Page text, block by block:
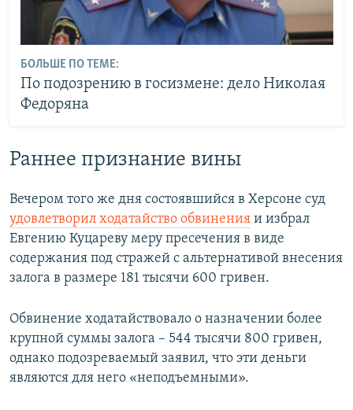
БОЛЬШЕ ПО ТЕМЕ:
По подозрению в госизмене: дело Николая
Федоряна
Раннее признание вины
Вечером того же дня состоявшийся в Херсоне суд
удовлетворил ходатайство обвинения и избрал
Евгению Куцареву меру пресечения в виде
содержания под стражей с альтернативой внесения
залога в размере 181 тысячи 600 гривен.
Обвинение ходатайствовало о назначении более
крупной суммы залога – 544 тысячи 800 гривен,
однако подозреваемый заявил, что эти деньги
являются для него «неподъемными».